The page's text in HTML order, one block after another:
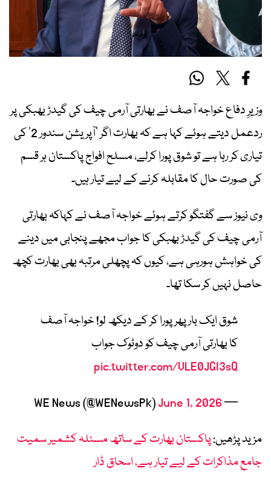
وزیرِ دفاع خواجہ آصف نے بھارتی آرمی چیف کی گیدڑ بھبکی پر
ردعمل دیتے ہوئے کہا ہے کہ بھارت اگر ’آپریشن سندور 2‘ کی
تیاری کر رہا ہے تو شوق پورا کرلے، مسلح افواج پاکستان ہر قسم
کی صورت حال کا مقابلہ کرنے کے لیے تیار ہیں۔
وی نیوز سے گفتگو کرتے ہوئے خواجہ آصف نے کہاکہ بھارتی
آرمی چیف کی گیدڑ بھبکی کا جواب مجھے پنجابی میں دینے
کی خواہش ہورہی ہے، کیوں کہ پچھلی مرتبہ بھی بھارت کچھ
حاصل نہیں کر سکا تھا۔
شوق ایک بار پھر پورا کر کے دیکھ لو! خواجہ آصف
کا بھارتی آرمی چیف کو دوٹوک جواب
pic.twitter.com/VLE0JGI3sQ
— WE News (@WENewsPk)
June 1, 2026
مزید پڑھیں:پاکستان بھارت کے ساتھ مسئلہ کشمیر سمیت
جامع مذاکرات کے لیے تیار ہے، اسحاق ڈار